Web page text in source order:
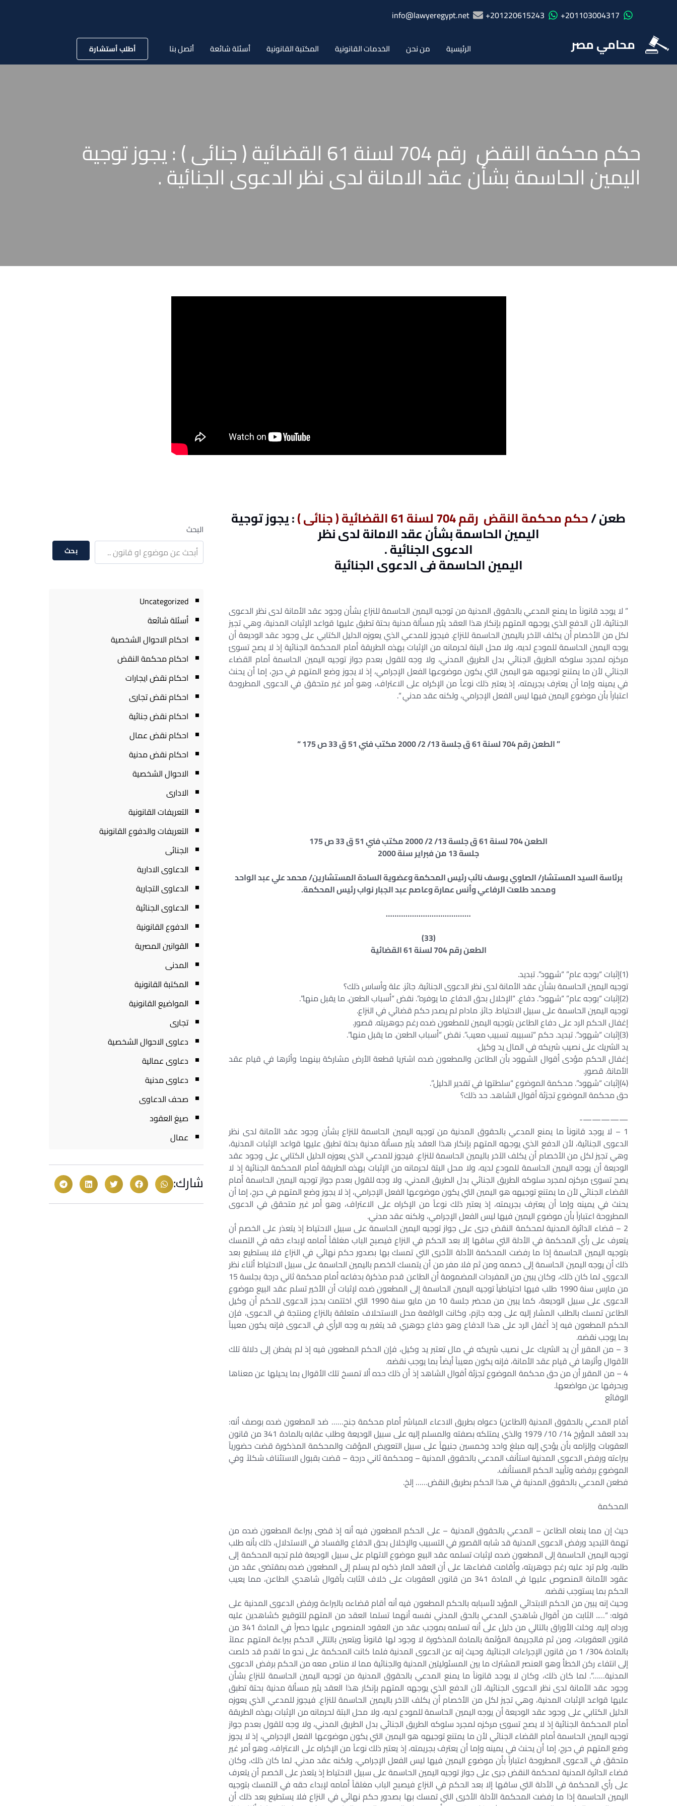
201103004317+
201220615243+
info@lawyeregypt.net
محامي مصر الرئيسية من نحن الخدمات القانونية المكتبة القانونية أسئلة شائعة أتصل بنا أطلب أستشارة
حكم محكمة النقض رقم 704 لسنة 61 القضائية ( جنائى ) : يجوز توجية
اليمين الحاسمة بشأن عقد الامانة لدى نظر الدعوى الجنائية .
طعن /حكم محكمة النقض رقم 704 لسنة 61 القضائية ( جنائى ) : يجوز توجية
اليمين الحاسمة بشأن عقد الامانة لدى نظر
الدعوى الجنائية .
اليمين الحاسمة فى الدعوى الجنائية
” لا يوجد قانوناً ما يمنع المدعي بالحقوق المدنية من توجيه اليمين الحاسمة للنزاع بشأن وجود عقد الأمانة لدى نظر الدعوى
الجنائية، لأن الدفع الذي يوجهه المتهم بإنكار هذا العقد يثير مسألة مدنية بحتة تطبق عليها قواعد الإثبات المدنية، وهي تجيز
لكل من الأخصام أن يكلف الآخر باليمين الحاسمة للنزاع. فيجوز للمدعي الذي يعوزه الدليل الكتابي على وجود عقد الوديعة أن
يوجه اليمين الحاسمة للمودع لديه، ولا محل البتة لحرمانه من الإثبات بهذه الطريقة أمام المحكمة الجنائية إذ لا يصح تسوئ
مركزه لمجرد سلوكه الطريق الجنائي بدل الطريق المدني، ولا وجه للقول بعدم جواز توجيه اليمين الحاسمة أمام القضاء
الجنائي لأن ما يمتنع توجيهه هو اليمين التي يكون موضوعها الفعل الإجرامي، إذ لا يجوز وضع المتهم في حرج، إما أن يحنث
في يمينه وإما أن يعترف بجريمته، إذ يعتبر ذلك نوعاً من الإكراه على الاعتراف، وهو أمر غير متحقق في الدعوى المطروحة
اعتباراً بأن موضوع اليمين فيها ليس الفعل الإجرامي، ولكنه عقد مدني “.
” الطعن رقم 704 لسنة 61 ق جلسة 13/ 2/ 2000 مكتب فني 51 ق 33 ص 175 “
الطعن 704 لسنة 61 ق جلسة 13/ 2/ 2000 مكتب فني 51 ق 33 ص 175
جلسة 13 من فبراير سنة 2000
برئاسة السيد المستشار/ الصاوي يوسف نائب رئيس المحكمة وعضوية السادة المستشارين/ محمد علي عبد الواحد
ومحمد طلعت الرفاعي وأنس عمارة وعاصم عبد الجبار نواب رئيس المحكمة.
…………………………………
(33)
الطعن رقم 704 لسنة 61 القضائية
(1)إثبات “بوجه عام” “شهود”. تبديد.
توجيه اليمين الحاسمة بشأن عقد الأمانة لدى نظر الدعوى الجنائية. جائز. علة وأساس ذلك؟
(2)إثبات “بوجه عام” “شهود”. دفاع. “الإخلال بحق الدفاع. ما يوفره”. نقض “أسباب الطعن. ما يقبل منها”.
توجيه اليمين الحاسمة على سبيل الاحتياط. جائز. مادام لم يصدر حكم قضائي في النزاع.
إغفال الحكم الرد على دفاع الطاعن بتوجيه اليمين للمطعون ضده رغم جوهريته. قصور.
(3)إثبات “شهود”. تبديد. حكم “تسبيبه. تسبيب معيب”. نقض “أسباب الطعن. ما يقبل منها”.
يد الشريك على نصيب شريكه في المال يد وكيل.
إغفال الحكم مؤدى أقوال الشهود بأن الطاعن والمطعون ضده اشتريا قطعة الأرض مشاركة بينهما وأثرها في قيام عقد
الأمانة. قصور.
(4)إثبات “شهود”. محكمة الموضوع “سلطتها في تقدير الدليل”.
حق محكمة الموضوع تجزئة أقوال الشاهد. حد ذلك؟
—————-
1 – لا يوجد قانوناً ما يمنع المدعي بالحقوق المدنية من توجيه اليمين الحاسمة للنزاع بشأن وجود عقد الأمانة لدى نظر
الدعوى الجنائية، لأن الدفع الذي يوجهه المتهم بإنكار هذا العقد يثير مسألة مدنية بحتة تطبق عليها قواعد الإثبات المدنية،
وهي تجيز لكل من الأخصام أن يكلف الآخر باليمين الحاسمة للنزاع. فيجوز للمدعي الذي يعوزه الدليل الكتابي على وجود عقد
الوديعة أن يوجه اليمين الحاسمة للمودع لديه، ولا محل البتة لحرمانه من الإثبات بهذه الطريقة أمام المحكمة الجنائية إذ لا
يصح تسوئ مركزه لمجرد سلوكه الطريق الجنائي بدل الطريق المدني، ولا وجه للقول بعدم جواز توجيه اليمين الحاسمة أمام
القضاء الجنائي لأن ما يمتنع توجيهه هو اليمين التي يكون موضوعها الفعل الإجرامي، إذ لا يجوز وضع المتهم في حرج، إما أن
يحنث في يمينه وإما أن يعترف بجريمته، إذ يعتبر ذلك نوعاً من الإكراه على الاعتراف، وهو أمر غير متحقق في الدعوى
المطروحة اعتباراً بأن موضوع اليمين فيها ليس الفعل الإجرامي، ولكنه عقد مدني.
2 – قضاء الدائرة المدنية لمحكمة النقض جرى على جواز توجيه اليمين الحاسمة على سبيل الاحتياط إذ يتعذر على الخصم أن
يتعرف على رأي المحكمة في الأدلة التي ساقها إلا بعد الحكم في النزاع فيصبح الباب مغلقاً أمامه لإبداء حقه في التمسك
بتوجيه اليمين الحاسمة إذا ما رفضت المحكمة الأدلة الأخرى التي تمسك بها بصدور حكم نهائي في النزاع فلا يستطيع بعد
ذلك أن يوجه اليمين الحاسمة إلى خصمه ومن ثم فلا مفر من أن يتمسك الخصم باليمين الحاسمة على سبيل الاحتياط أثناء نظر
الدعوى. لما كان ذلك، وكان يبين من المفردات المضمومة أن الطاعن قدم مذكرة بدفاعه أمام محكمة ثاني درجة بجلسة 15
من مارس سنة 1990 طلب فيها احتياطياً توجيه اليمين الحاسمة إلى المطعون ضده لإثبات أن الأخير تسلم عقد البيع موضوع
الدعوى على سبيل الوديعة، كما يبين من محضر جلسة 10 من مايو سنة 1990 التي اختتمت بحجز الدعوى للحكم أن وكيل
الطاعن تمسك بالطلب المشار إليه على وجه جازم، وكانت الواقعة محل الاستحلاف متعلقة بالنزاع ومنتجة في الدعوى، فإن
الحكم المطعون فيه إذ أغفل الرد على هذا الدفاع وهو دفاع جوهري قد يتغير به وجه الرأي في الدعوى فإنه يكون معيباً
بما يوجب نقضه.
3 – من المقرر أن يد الشريك على نصيب شريكه في مال تعتبر يد وكيل، فإن الحكم المطعون فيه إذ لم يفطن إلى دلالة تلك
الأقوال وأثرها في قيام عقد الأمانة، فإنه يكون معيباً أيضاًَ بما يوجب نقضه.
4 – من المقرر أن من حق محكمة الموضوع تجزئة أقوال الشاهد إذ أن ذلك حده ألا تمسخ تلك الأقوال بما يحيلها عن معناها
ويحرفها عن مواضعها.
الوقائع
أقام المدعي بالحقوق المدنية (الطاعن) دعواه بطريق الادعاء المباشر أمام محكمة جنح…… ضد المطعون ضده بوصف أنه:
بدد العقد المؤرخ 14/ 10/ 1979 والذي يمتلكه بصفته والمسلم إليه على سبيل الوديعة وطلب عقابه بالمادة 341 من قانون
العقوبات وإلزامه بأن يؤدي إليه مبلغ واحد وخمسين جنيهاً على سبيل التعويض المؤقت والمحكمة المذكورة قضت حضورياً
ببراءته ورفض الدعوى المدنية استأنف المدعي بالحقوق المدنية – ومحكمة ثاني درجة – قضت بقبول الاستئناف شكلاً وفي
الموضوع برفضه وتأييد الحكم المستأنف.
فطعن المدعي بالحقوق المدنية في هذا الحكم بطريق النقض…… إلخ.
المحكمة
حيث إن مما ينعاه الطاعن – المدعي بالحقوق المدنية – على الحكم المطعون فيه أنه إذ قضى ببراءة المطعون ضده من
تهمة التبديد ورفض الدعوى المدنية قد شابه القصور في التسبيب والإخلال بحق الدفاع والفساد في الاستدلال، ذلك بأنه طلب
توجيه اليمين الحاسمة إلى المطعون ضده لإثبات تسلمه عقد البيع موضوع الاتهام على سبيل الوديعة فلم تجبه المحكمة إلى
طلبه، ولم ترد عليه رغم جوهريته، وأقامت قضاءها على أن العقد المار ذكره لم يسلم إلى المطعون ضده بمقتضى عقد من
عقود الأمانة المنصوص عليها في المادة 341 من قانون العقوبات على خلاف الثابت بأقوال شاهدي الطاعن، مما يعيب
الحكم بما يستوجب نقضه.
وحيث إنه يبين من الحكم الابتدائي المؤيد لأسبابه بالحكم المطعون فيه أنه أقام قضاءه بالبراءة ورفض الدعوى المدنية على
قوله: “….. الثابت من أقوال شاهدي المدعي بالحق المدني نفسه أنهما تسلما العقد من المتهم للتوقيع كشاهدين عليه
ورداه إليه. وخلت الأوراق بالتالي من دليل على أنه تسلمه بموجب عقد من العقود المنصوص عليها حصراً في المادة 341 من
قانون العقوبات، ومن ثم فالجريمة المؤثمة بالمادة المذكورة لا وجود لها قانوناً ويتعين بالتالي الحكم ببراءة المتهم عملاً
بالمادة 304/ 1 من قانون الإجراءات الجنائية. وحيث إنه عن الدعوى المدنية فلما كانت المحكمة على نحو ما تقدم قد خلصت
إلى انتفاء ركن الخطأ وهو العنصر المشترك ما بين المسئوليتين المدنية والجنائية مما لا مناص معه من الحكم برفض الدعوى
المدنية……”. لما كان ذلك، وكان لا يوجد قانوناً ما يمنع المدعي بالحقوق المدنية من توجيه اليمين الحاسمة للنزاع بشأن
وجود عقد الأمانة لدى نظر الدعوى الجنائية، لأن الدفع الذي يوجهه المتهم بإنكار هذا العقد يثير مسألة مدنية بحتة تطبق
عليها قواعد الإثبات المدنية، وهي تجيز لكل من الأخصام أن يكلف الآخر باليمين الحاسمة للنزاع. فيجوز للمدعي الذي يعوزه
الدليل الكتابي على وجود عقد الوديعة أن يوجه اليمين الحاسمة للمودع لديه، ولا محل البتة لحرمانه من الإثبات بهذه الطريقة
أمام المحكمة الجنائية إذ لا يصح تسوئ مركزه لمجرد سلوكه الطريق الجنائي بدل الطريق المدني، ولا وجه للقول بعدم جواز
توجيه اليمين الحاسمة أمام القضاء الجنائي لأن ما يمتنع توجيهه هو اليمين التي يكون موضوعها الفعل الإجرامي، إذ لا يجوز
وضع المتهم في حرج، إما أن يحنث في يمينه وإما أن يعترف بجريمته، إذ يعتبر ذلك نوعاً من الإكراه على الاعتراف، وهو أمر غير
متحقق في الدعوى المطروحة اعتباراً بأن موضوع اليمين فيها ليس الفعل الإجرامي، ولكنه عقد مدني. لما كان ذلك، وكان
قضاء الدائرة المدنية لمحكمة النقض جرى على جواز توجيه اليمين الحاسمة على سبيل الاحتياط إذ يتعذر على الخصم أن يتعرف
على رأي المحكمة في الأدلة التي ساقها إلا بعد الحكم في النزاع فيصبح الباب مغلقاً أمامه لإبداء حقه في التمسك بتوجيه
اليمين الحاسمة إذا ما رفضت المحكمة الأدلة الأخرى التي تمسك بها بصدور حكم نهائي في النزاع فلا يستطيع بعد ذلك أن
البحث
بحث
Uncategorized
أسئلة شائعة
احكام الاحوال الشخصية
احكام محكمة النقض
احكام نقض ايجارات
احكام نقض تجارى
احكام نقض جنائية
احكام نقض عمال
احكام نقض مدنية
الاحوال الشخصية
الادارى
التعريفات القانونية
التعريفات والدفوع القانونية
الجنائى
الدعاوى الادارية
الدعاوى التجارية
الدعاوى الجنائية
الدفوع القانونية
القوانين المصرية
المدنى
المكتبة القانونية
المواضيع القانونية
تجارى
دعاوى الاحوال الشخصية
دعاوى عمالية
دعاوى مدنية
صحف الدعاوى
صيغ العقود
عمال
شارك: